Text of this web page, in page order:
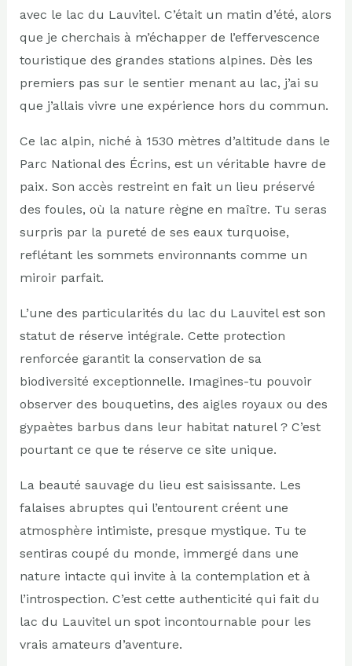
avec le lac du Lauvitel. C’était un matin d’été, alors
que je cherchais à m’échapper de l’effervescence
touristique des grandes stations alpines. Dès les
premiers pas sur le sentier menant au lac, j’ai su
que j’allais vivre une expérience hors du commun.
Ce lac alpin, niché à 1530 mètres d’altitude dans le
Parc National des Écrins, est un véritable havre de
paix. Son accès restreint en fait un lieu préservé
des foules, où la nature règne en maître. Tu seras
surpris par la pureté de ses eaux turquoise,
reflétant les sommets environnants comme un
miroir parfait.
L’une des particularités du lac du Lauvitel est son
statut de réserve intégrale. Cette protection
renforcée garantit la conservation de sa
biodiversité exceptionnelle. Imagines-tu pouvoir
observer des bouquetins, des aigles royaux ou des
gypaètes barbus dans leur habitat naturel ? C’est
pourtant ce que te réserve ce site unique.
La beauté sauvage du lieu est saisissante. Les
falaises abruptes qui l’entourent créent une
atmosphère intimiste, presque mystique. Tu te
sentiras coupé du monde, immergé dans une
nature intacte qui invite à la contemplation et à
l’introspection. C’est cette authenticité qui fait du
lac du Lauvitel un spot incontournable pour les
vrais amateurs d’aventure.